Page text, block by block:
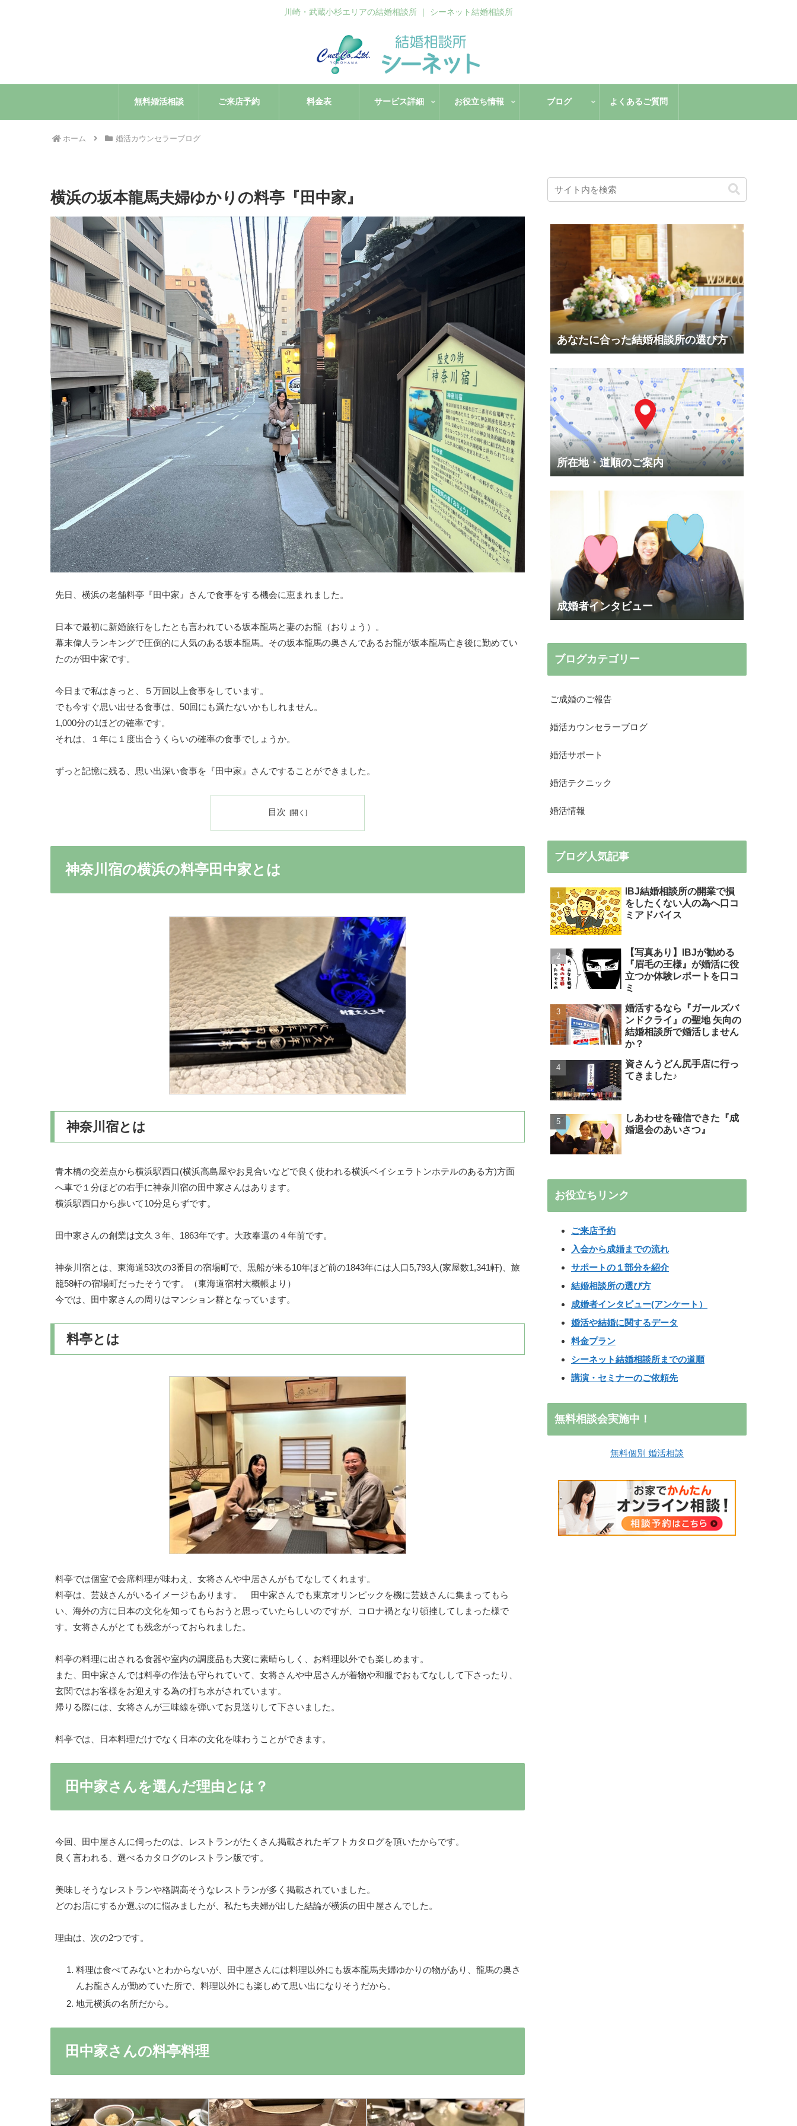
川崎・武蔵小杉エリアの結婚相談所 ｜ シーネット結婚相談所
無料婚活相談 ご来店予約 料金表 サービス詳細 お役立ち情報 ブログ よくあるご質問
ホーム 婚活カウンセラーブログ
横浜の坂本龍馬夫婦ゆかりの料亭『田中家』
先日、横浜の老舗料亭『田中家』さんで食事をする機会に恵まれました。
日本で最初に新婚旅行をしたとも言われている坂本龍馬と妻のお龍（おりょう）。
幕末偉人ランキングで圧倒的に人気のある坂本龍馬。その坂本龍馬の奥さんであるお龍が坂本龍馬亡き後に勤めてい
たのが田中家です。
今日まで私はきっと、５万回以上食事をしています。
でも今すぐ思い出せる食事は、50回にも満たないかもしれません。
1,000分の1ほどの確率です。
それは、１年に１度出合うくらいの確率の食事でしょうか。
ずっと記憶に残る、思い出深い食事を『田中家』さんですることができました。
目次
神奈川宿の横浜の料亭田中家とは
神奈川宿とは
青木橋の交差点から横浜駅西口(横浜高島屋やお見合いなどで良く使われる横浜ベイシェラトンホテルのある方)方面
へ車で１分ほどの右手に神奈川宿の田中家さんはあります。
横浜駅西口から歩いて10分足らずです。
田中家さんの創業は文久３年、1863年です。大政奉還の４年前です。
神奈川宿とは、東海道53次の3番目の宿場町で、黒船が来る10年ほど前の1843年には人口5,793人(家屋数1,341軒)、旅
籠58軒の宿場町だったそうです。（東海道宿村大概帳より）
今では、田中家さんの周りはマンション群となっています。
料亭とは
料亭では個室で会席料理が味わえ、女将さんや中居さんがもてなしてくれます。
料亭は、芸妓さんがいるイメージもあります。 田中家さんでも東京オリンピックを機に芸妓さんに集まってもら
い、海外の方に日本の文化を知ってもらおうと思っていたらしいのですが、コロナ禍となり頓挫してしまった様で
す。女将さんがとても残念がっておられました。
料亭の料理に出される食器や室内の調度品も大変に素晴らしく、お料理以外でも楽しめます。
また、田中家さんでは料亭の作法も守られていて、女将さんや中居さんが着物や和服でおもてなしして下さったり、
玄関ではお客様をお迎えする為の打ち水がされています。
帰りる際には、女将さんが三味線を弾いてお見送りして下さいました。
料亭では、日本料理だけでなく日本の文化を味わうことができます。
田中家さんを選んだ理由とは？
今回、田中屋さんに伺ったのは、レストランがたくさん掲載されたギフトカタログを頂いたからです。
良く言われる、選べるカタログのレストラン版です。
美味しそうなレストランや格調高そうなレストランが多く掲載されていました。
どのお店にするか選ぶのに悩みましたが、私たち夫婦が出した結論が横浜の田中屋さんでした。
理由は、次の2つです。
料理は食べてみないとわからないが、田中屋さんには料理以外にも坂本龍馬夫婦ゆかりの物があり、龍馬の奥さ
んお龍さんが勤めていた所で、料理以外にも楽しめて思い出になりそうだから。
地元横浜の名所だから。
田中家さんの料亭料理
あなたに合った結婚相談所の選び方
所在地・道順のご案内
成婚者インタビュー
ブログカテゴリー
ご成婚のご報告
婚活カウンセラーブログ
婚活サポート
婚活テクニック
婚活情報
ブログ人気記事
IBJ結婚相談所の開業で損
をしたくない人の為へ口コ
ミアドバイス
【写真あり】IBJが勧める
『眉毛の王様』が婚活に役
立つか体験レポートを口コ
ミ
婚活するなら『ガールズバ
ンドクライ』の聖地 矢向の
結婚相談所で婚活しません
か？
資さんうどん尻手店に行っ
てきました♪
しあわせを確信できた『成
婚退会のあいさつ』
お役立ちリンク
ご来店予約
入会から成婚までの流れ
サポートの１部分を紹介
結婚相談所の選び方
成婚者インタビュー(アンケート）
婚活や結婚に関するデータ
料金プラン
シーネット結婚相談所までの道順
講演・セミナーのご依頼先
無料相談会実施中！
無料個別 婚活相談